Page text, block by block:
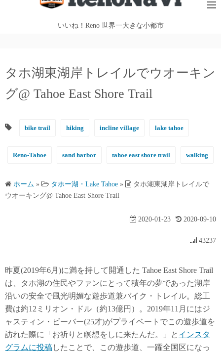
キ
プ
いいね！Reno 世界一大きな小都市
タホ湖東湖岸トレイルでウオーキン
グ@ Tahoe East Shore Trail
bike trail hiking incline village lake tahoe
Reno-Tahoe sand harbor tahoe east shore trail walking
ホーム » タホー湖・Lake Tahoe »
タホ湖東湖岸トレイルで
ウオーキング@ Tahoe East Shore Trail
2020-01-23 2020-09-10
43237
昨夏(2019年6月)に満を持して開通した Tahoe East Shore Trail
は、タホ湖の住民やファンにとって積年の夢であった湖岸
沿いの安全で風光明媚な遊歩道兼バイク・トレイル。総工
費は約12ミリオン・ドル（約13億円）。2019年11月にはジ
ャスティン・ビーバー(25才)がプライベートでこの遊歩道を
訪れた際に「お祈りと瞑想をしに来たんだ。」と インスタ
グラムに投稿したことで、この遊歩道、一躍全国区になっ